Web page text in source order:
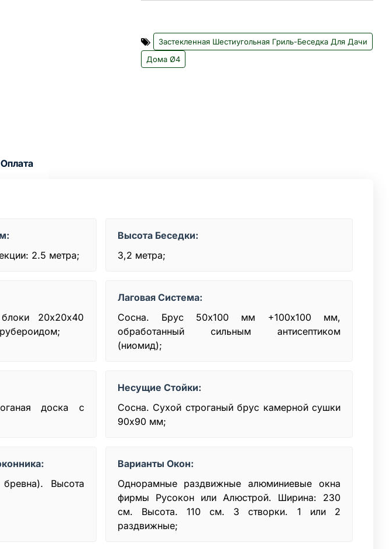
Застекленная Шестиугольная Гриль-Беседка Для Дачи
Дома Ø4
2.5 метра;
Высота Беседки:
3,2 метра;
20х20x40
Лаговая Система:
Сосна. Брус 50x100 мм +100х100 мм,
обработанный сильным антисептиком
(ниомид);
доска с
Несущие Стойки:
Сосна. Сухой строганый брус камерной сушки
90х90 мм;
Высота
Варианты Окон:
Однорамные раздвижные алюминиевые окна
фирмы Русокон или Алюстрой. Ширина: 230
см. Высота. 110 см. 3 створки. 1 или 2
раздвижные;